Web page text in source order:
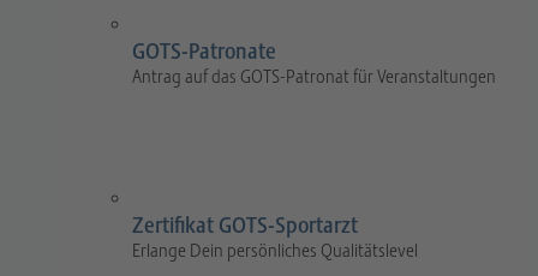
GOTS-Patronate
Antrag auf das GOTS-Patronat für Veranstaltungen
Zertifikat GOTS-Sportarzt
Erlange Dein persönliches Qualitätslevel